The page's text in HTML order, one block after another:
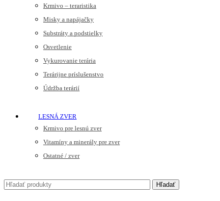
Krmivo – teraristika
Misky a napájačky
Substráty a podstielky
Osvetlenie
Vykurovanie terária
Terárijne príslušenstvo
Údržba terárií
LESNÁ ZVER
Krmivo pre lesnú zver
Vitamíny a minerály pre zver
Ostatné / zver
Hľadať